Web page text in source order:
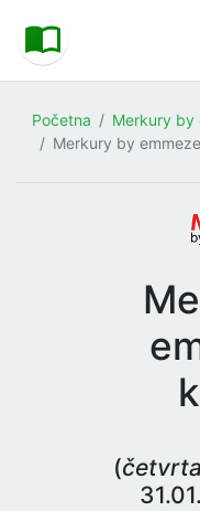
Početna Merkury by
Merkury by
(